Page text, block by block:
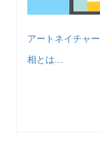
アートネイチャ
相とは...